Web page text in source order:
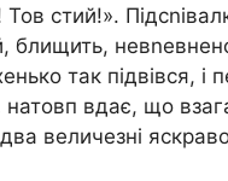
стий!».
блищить,
так підвівся, і
натовп вдає, що
величезні